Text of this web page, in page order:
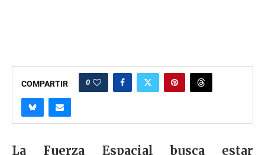
COMPARTIR 0
La Fuerza Espacial busca estar